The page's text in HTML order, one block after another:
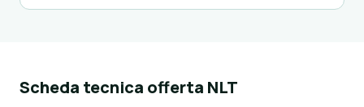
Scheda tecnica offerta NLT